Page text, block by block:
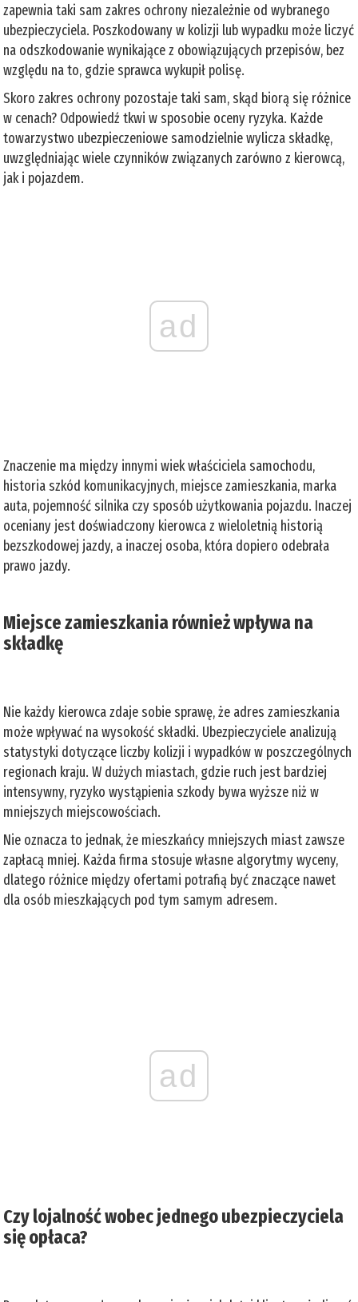
zapewnia taki sam zakres ochrony niezależnie od wybranego
ubezpieczyciela. Poszkodowany w kolizji lub wypadku może liczyć
na odszkodowanie wynikające z obowiązujących przepisów, bez
względu na to, gdzie sprawca wykupił polisę.
Skoro zakres ochrony pozostaje taki sam, skąd biorą się różnice
w cenach? Odpowiedź tkwi w sposobie oceny ryzyka. Każde
towarzystwo ubezpieczeniowe samodzielnie wylicza składkę,
uwzględniając wiele czynników związanych zarówno z kierowcą,
jak i pojazdem.
ad
Znaczenie ma między innymi wiek właściciela samochodu,
historia szkód komunikacyjnych, miejsce zamieszkania, marka
auta, pojemność silnika czy sposób użytkowania pojazdu. Inaczej
oceniany jest doświadczony kierowca z wieloletnią historią
bezszkodowej jazdy, a inaczej osoba, która dopiero odebrała
prawo jazdy.
Miejsce zamieszkania również wpływa na
składkę
Nie każdy kierowca zdaje sobie sprawę, że adres zamieszkania
może wpływać na wysokość składki. Ubezpieczyciele analizują
statystyki dotyczące liczby kolizji i wypadków w poszczególnych
regionach kraju. W dużych miastach, gdzie ruch jest bardziej
intensywny, ryzyko wystąpienia szkody bywa wyższe niż w
mniejszych miejscowościach.
Nie oznacza to jednak, że mieszkańcy mniejszych miast zawsze
zapłacą mniej. Każda firma stosuje własne algorytmy wyceny,
dlatego różnice między ofertami potrafią być znaczące nawet
dla osób mieszkających pod tym samym adresem.
ad
Czy lojalność wobec jednego ubezpieczyciela
się opłaca?